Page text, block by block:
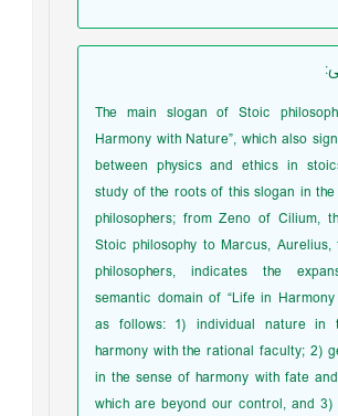
:
The main slogan of Stoic
Harmony with Nature”, which also
between physics and ethics in
study of the roots of this slogan in
philosophers; from Zeno of Cilium,
Stoic philosophy to Marcus,
philosophers, indicates the
semantic domain of “Life in
as follows: 1) individual nature in
harmony with the rational faculty; 2)
in the sense of harmony with fate
which are beyond our control, and